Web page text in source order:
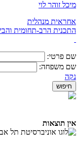
מיכל זוהר לוי
אחראית מנהלית
התכנית הרב-תחומית
שם פרטי:
שם משפחה:
נקה
אין תוצאות